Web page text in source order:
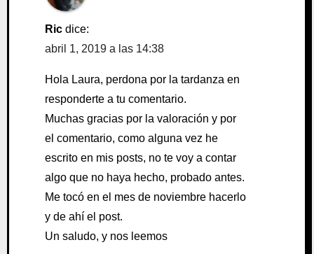
Ric dice:
abril 1, 2019 a las 14:38
Hola Laura, perdona por la tardanza en
responderte a tu comentario.
Muchas gracias por la valoración y por
el comentario, como alguna vez he
escrito en mis posts, no te voy a contar
algo que no haya hecho, probado antes.
Me tocó en el mes de noviembre hacerlo
y de ahí el post.
Un saludo, y nos leemos